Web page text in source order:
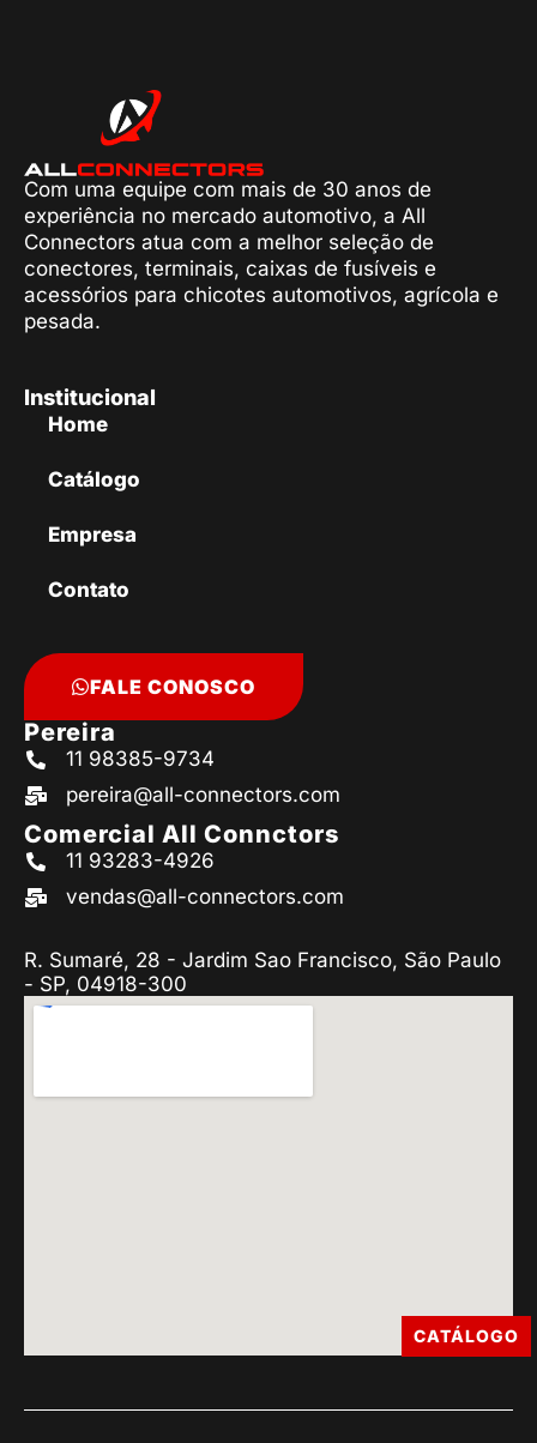
Com uma equipe com mais de 30 anos de
experiência no mercado automotivo, a All
Connectors atua com a melhor seleção de
conectores, terminais, caixas de fusíveis e
acessórios para chicotes automotivos, agrícola e
pesada.
Institucional
Home
Catálogo
Empresa
Contato
FALE CONOSCO
Pereira
11 98385-9734
pereira@all-connectors.com
Comercial All Connctors
11 93283-4926
vendas@all-connectors.com
R. Sumaré, 28 - Jardim Sao Francisco, São Paulo
- SP, 04918-300
CATÁLOGO